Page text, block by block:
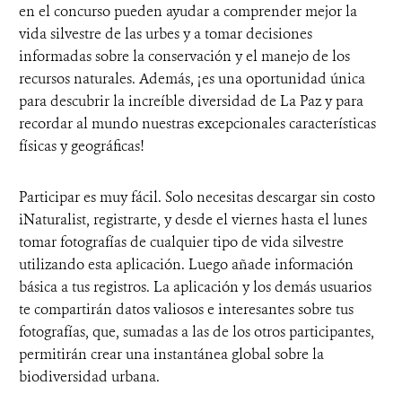
en el concurso pueden ayudar a comprender mejor la
vida silvestre de las urbes y a tomar decisiones
informadas sobre la conservación y el manejo de los
recursos naturales. Además, ¡es una oportunidad única
para descubrir la increíble diversidad de La Paz y para
recordar al mundo nuestras excepcionales características
físicas y geográficas!
Participar es muy fácil. Solo necesitas descargar sin costo
iNaturalist, registrarte, y desde el viernes hasta el lunes
tomar fotografías de cualquier tipo de vida silvestre
utilizando esta aplicación. Luego añade información
básica a tus registros. La aplicación y los demás usuarios
te compartirán datos valiosos e interesantes sobre tus
fotografías, que, sumadas a las de los otros participantes,
permitirán crear una instantánea global sobre la
biodiversidad urbana.